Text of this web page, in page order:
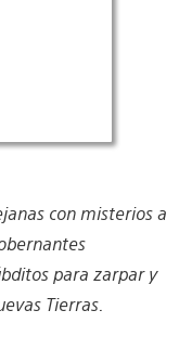
con misterios a
para zarpar y
Tierras.